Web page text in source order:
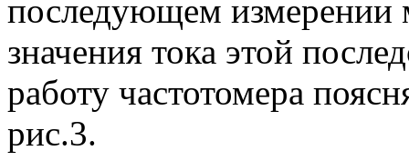
последующем измерении
значения тока этой
работу частотомера
рис.3.